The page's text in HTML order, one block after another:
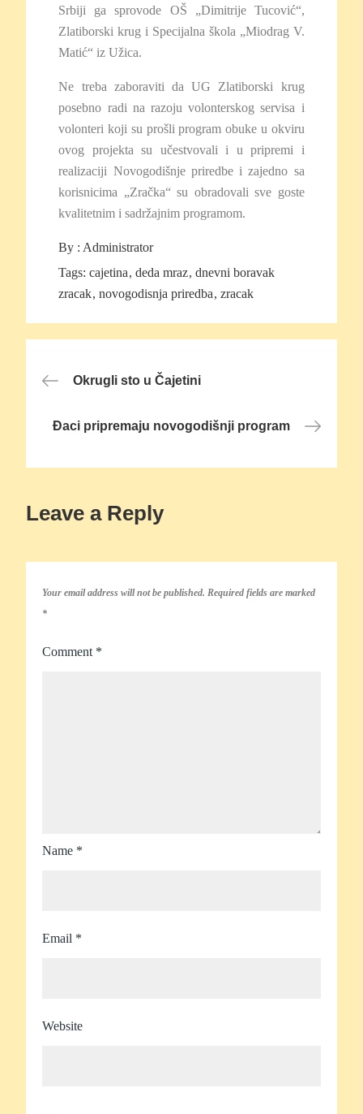
Srbiji ga sprovode OŠ „Dimitrije Tucović“,
Zlatiborski krug i Specijalna škola „Miodrag V.
Matić“ iz Užica.
Ne treba zaboraviti da UG Zlatiborski krug
posebno radi na razoju volonterskog servisa i
volonteri koji su prošli program obuke u okviru
ovog projekta su učestvovali i u pripremi i
realizaciji Novogodišnje priredbe i zajedno sa
korisnicima „Zračka“ su obradovali sve goste
kvalitetnim i sadržajnim programom.
By : Administrator
Tags:cajetina deda mraz dnevni boravak
zracak novogodisnja priredba zracak
Post
navigation
Okrugli sto u Čajetini
Đaci pripremaju novogodišnji program
Leave a Reply
Your email address will not be published. Required fields are marked
*
Comment *
Name *
Email *
Website